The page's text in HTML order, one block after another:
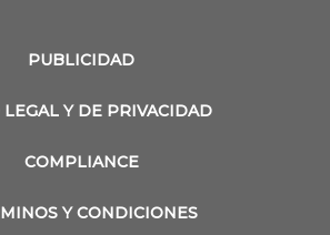
PUBLICIDAD
LEGAL Y DE PRIVACIDAD
COMPLIANCE
Y CONDICIONES